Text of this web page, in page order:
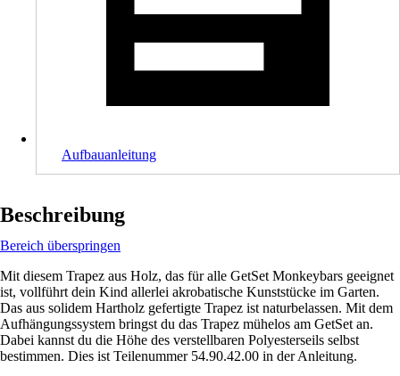
Aufbauanleitung
Beschreibung
Bereich überspringen
Mit diesem Trapez aus Holz, das für alle GetSet Monkeybars geeignet
ist, vollführt dein Kind allerlei akrobatische Kunststücke im Garten.
Das aus solidem Hartholz gefertigte Trapez ist naturbelassen. Mit dem
Aufhängungssystem bringst du das Trapez mühelos am GetSet an.
Dabei kannst du die Höhe des verstellbaren Polyesterseils selbst
bestimmen. Dies ist Teilenummer 54.90.42.00 in der Anleitung.